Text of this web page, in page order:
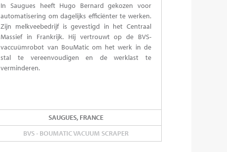
In Saugues heeft Hugo Bernard gekozen voor
automatisering om dagelijks efficiënter te werken.
Zijn melkveebedrijf is gevestigd in het Centraal
Massief in Frankrijk. Hij vertrouwt op de BVS-
vaccuümrobot van BouMatic om het werk in de
stal te vereenvoudigen en de werklast te
verminderen.
SAUGUES, FRANCE
BVS - BOUMATIC VACUUM SCRAPER